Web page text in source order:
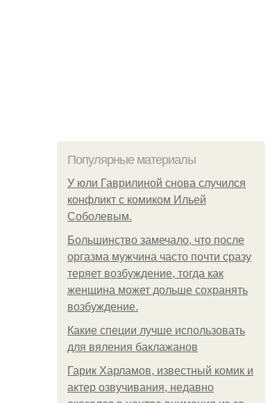
Популярные материалы
У юли Гаврилиной снова случился
конфликт с комиком Ильей
Соболевым.
Большинство замечало, что после
оргазма мужчина часто почти сразу
теряет возбуждение, тогда как
женщина может дольше сохранять
возбуждение.
Какие специи лучше использовать
для вяления баклажанов
Гарик Харламов, известный комик и
актер озвучивания, недавно